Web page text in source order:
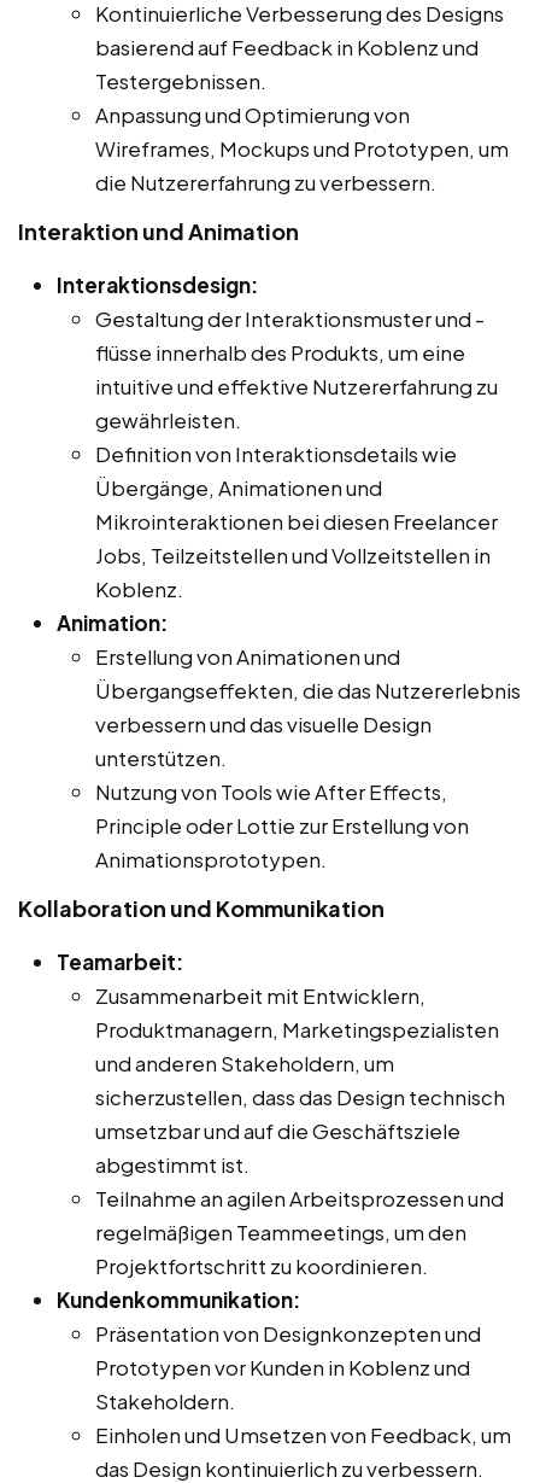
Kontinuierliche Verbesserung des Designs
basierend auf Feedback in Koblenz und
Testergebnissen.
Anpassung und Optimierung von
Wireframes, Mockups und Prototypen, um
die Nutzererfahrung zu verbessern.
Interaktion und Animation
Interaktionsdesign:
Gestaltung der Interaktionsmuster und -
flüsse innerhalb des Produkts, um eine
intuitive und effektive Nutzererfahrung zu
gewährleisten.
Definition von Interaktionsdetails wie
Übergänge, Animationen und
Mikrointeraktionen bei diesen Freelancer
Jobs, Teilzeitstellen und Vollzeitstellen in
Koblenz.
Animation:
Erstellung von Animationen und
Übergangseffekten, die das Nutzererlebnis
verbessern und das visuelle Design
unterstützen.
Nutzung von Tools wie After Effects,
Principle oder Lottie zur Erstellung von
Animationsprototypen.
Kollaboration und Kommunikation
Teamarbeit:
Zusammenarbeit mit Entwicklern,
Produktmanagern, Marketingspezialisten
und anderen Stakeholdern, um
sicherzustellen, dass das Design technisch
umsetzbar und auf die Geschäftsziele
abgestimmt ist.
Teilnahme an agilen Arbeitsprozessen und
regelmäßigen Teammeetings, um den
Projektfortschritt zu koordinieren.
Kundenkommunikation:
Präsentation von Designkonzepten und
Prototypen vor Kunden in Koblenz und
Stakeholdern.
Einholen und Umsetzen von Feedback, um
das Design kontinuierlich zu verbessern.